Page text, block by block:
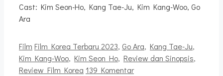
Cast: Kim Seon-Ho, Kang Tae-Ju, Kim Kang-Woo, Go
Ara
Kategori
Film Tag
Film Korea Terbaru 2023, Go Ara, Kang Tae-Ju,
Kim Kang-Woo, Kim Seon Ho, Review dan Sinopsis,
Review Film Korea 139 Komentar